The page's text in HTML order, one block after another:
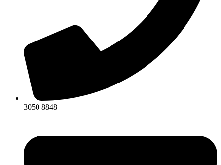
3050 8848